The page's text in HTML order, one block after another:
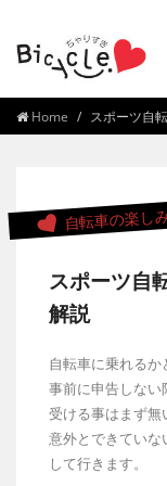
Home スポーツ自
自転車の楽し
スポーツ自
解説
自転車に乗れる
事前に申告しない
受ける事はまず無
意外とできてい
して行きます。